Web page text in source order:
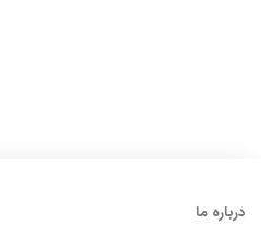
درباره ما